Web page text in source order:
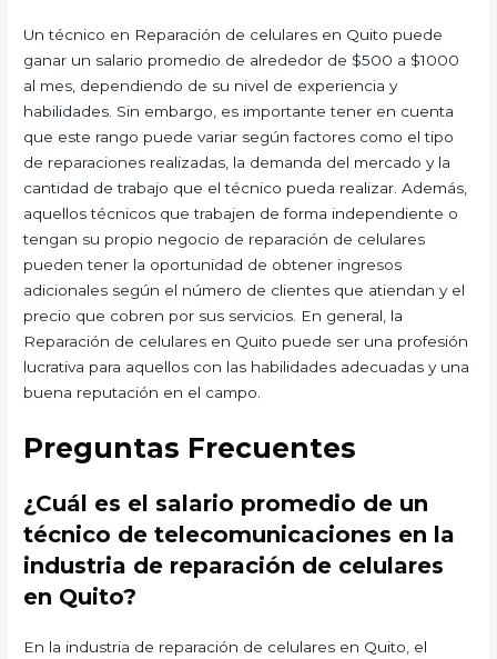
Un técnico en Reparación de celulares en Quito puede
ganar un salario promedio de alrededor de $500 a $1000
al mes, dependiendo de su nivel de experiencia y
habilidades. Sin embargo, es importante tener en cuenta
que este rango puede variar según factores como el tipo
de reparaciones realizadas, la demanda del mercado y la
cantidad de trabajo que el técnico pueda realizar. Además,
aquellos técnicos que trabajen de forma independiente o
tengan su propio negocio de reparación de celulares
pueden tener la oportunidad de obtener ingresos
adicionales según el número de clientes que atiendan y el
precio que cobren por sus servicios. En general, la
Reparación de celulares en Quito puede ser una profesión
lucrativa para aquellos con las habilidades adecuadas y una
buena reputación en el campo.
Preguntas Frecuentes
¿Cuál es el salario promedio de un
técnico de telecomunicaciones en la
industria de reparación de celulares
en Quito?
En la industria de reparación de celulares en Quito, el